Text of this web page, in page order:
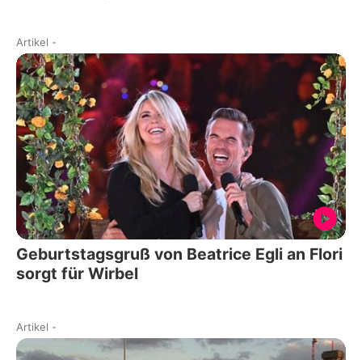
Artikel -
Geburtstagsgruß von Beatrice Egli an Flori
sorgt für Wirbel
Artikel -